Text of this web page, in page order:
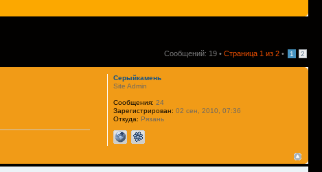
Сообщений: 19 • Страница 1 из 2 • 1 2
Серыйкамень
Site Admin
Сообщения: 24
Зарегистрирован: 02 сен, 2010, 07:36
Откуда: Рязань